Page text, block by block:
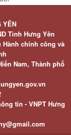
YÊN
Tỉnh Hưng Yên
chính công và
Nam, Thành phố
tin - VNPT Hưng